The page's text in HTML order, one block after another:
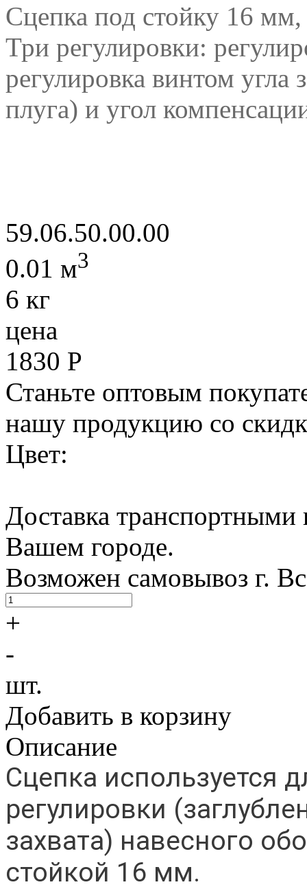
Сцепка под стойку 16
Три регулировки:
регулировка винтом угла
плуга) и угол
59.06.50.00.00
0.01 м3
6 кг
цена
1830 Р
Станьте оптовым
нашу продукцию со
Цвет:
Доставка
Вашем городе.
Возможен самовывоз г.
+
-
шт.
Добавить в корзину
Описание
Сцепка используется
регулировки
захвата) навесного
стойкой 16 мм.